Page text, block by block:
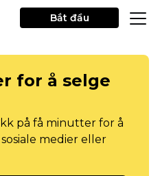
Bắt đầu
for å selge
på få minutter for å
medier eller